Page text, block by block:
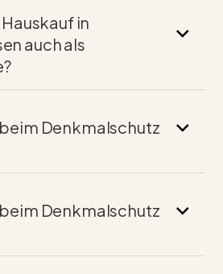
in
auch als
Denkmalschutz
Denkmalschutz